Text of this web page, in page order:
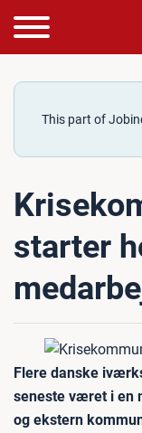
This part of
starter
Flere danske
seneste været i en
og ekstern